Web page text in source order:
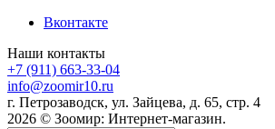
Вконтакте
Наши контакты
+7 (911) 663-33-04
info@zoomir10.ru
г. Петрозаводск, ул. Зайцева, д. 65, стр. 4
2026 © Зоомир: Интернет-магазин.